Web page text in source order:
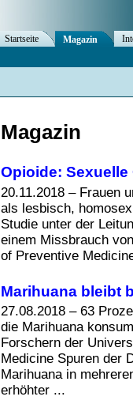
Magazin
Opioide:
20.11.2018 – Frauen
als lesbisch,
Studie unter der
einem Missbrauch
of Preventive
Marihuana bleibt
27.08.2018 – 63
die Marihuana
Forschern der
Medicine Spuren der
Marihuana in
erhöhter ...
Startseite Magazin